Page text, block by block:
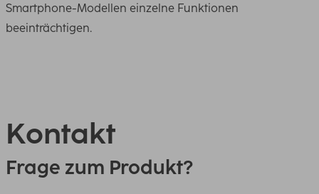
Smartphone-Modellen einzelne Funktionen
beeinträchtigen.
Kontakt
Frage zum Produkt?